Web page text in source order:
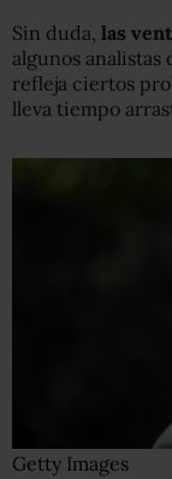
Sin duda, las
algunos
refleja ciertos
lleva tiempo
Getty Images